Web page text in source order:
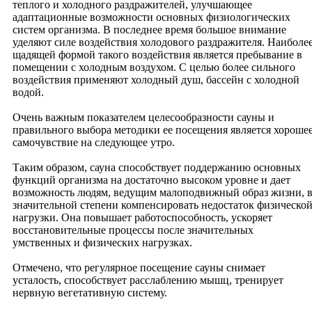
Джйотиш
Астромедицина
Астроминерология
Астрологическая педагогика
Профориентация
Прогнозы, рекомендации
Астрологические услуги
Хиромантия
И-дзин
Йога
Васту
Философия
Наука и духовность
Современные науки
Философия
Новости
Учёба
Новости
Мастер-классы
Видео записи обучения
Красота
теплого и холодного раздражителей, улучшающее
адаптационные возможности основных физиологических
систем организма. В последнее время большое внимание
уделяют силе воздействия холодового раздражителя.
щадящей формой такого воздействия является пребывание в
помещении с холодным воздухом. С целью более сильного
воздействия применяют холодный душ, бассейн с холодной
водой.
Очень важным показателем целесообразности сауны и
правильного выбора методики ее посещения является
самочувствие на следующее утро.
Таким образом, сауна способствует поддержанию основных
функций организма на достаточно высоком уровне и дает
возможность людям, ведущим малоподвижный образ жизни, в
значительной степени компенсировать недостаток физической
нагрузки. Она повышает работоспособность, ускоряет
восстановительные процессы после значительных
умственных и физических нагрузках.
Отмечено, что регулярное посещение сауны снимает
усталость, способствует расслаблению мышц, тренирует
нервную вегетативную систему.